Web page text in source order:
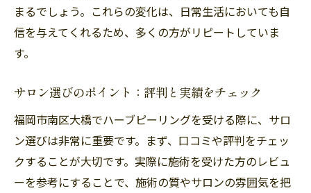
まるでしょう。これらの変化は、日常生活においても自
信を与えてくれるため、多くの方がリピートしていま
す。
サロン選びのポイント：評判と実績をチェック
福岡市南区大橋でハーブピーリングを受ける際に、サロ
ン選びは非常に重要です。まず、口コミや評判をチェッ
クすることが大切です。実際に施術を受けた方のレビュ
ーを参考にすることで、施術の質やサロンの雰囲気を把